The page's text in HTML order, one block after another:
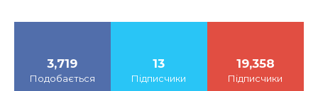
3,719
Подобається
13
Підписчики
19,358
Підписчики